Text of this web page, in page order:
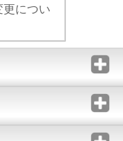
につい